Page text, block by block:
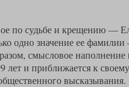
по судьбе и крещению —
одно значение ее
смысловое
лет и приближается к
высказывания.